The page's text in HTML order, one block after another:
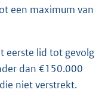
een maximum van
eerste lid tot gevolg
dan €150.000
niet verstrekt.